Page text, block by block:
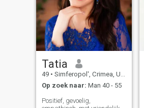
Tatia
49 • Simferopol', Crimea, Ukraïne
Op zoek naar: Man 40 - 55
Positief, gevoelig,